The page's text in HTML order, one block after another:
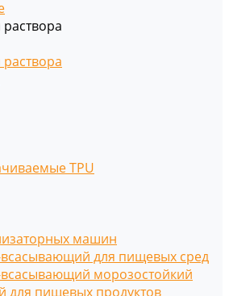
TPU
машин
для пищевых сред
морозостойкий
для пищевых продуктов